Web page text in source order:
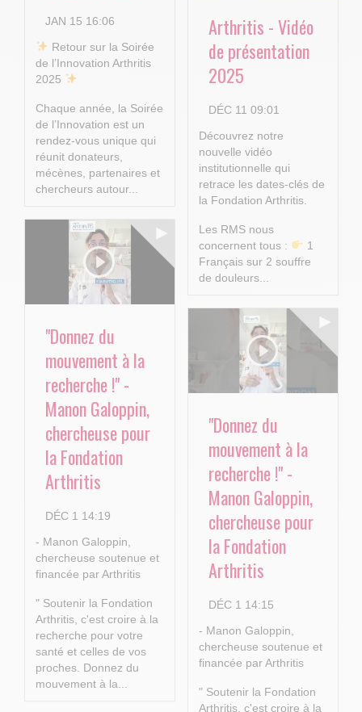
JAN 15 16:06
​ Retour sur la Soirée
de l’Innovation Arthritis
2025
Chaque année, la Soirée
de l’Innovation est un
rendez-vous unique qui
réunit donateurs,
mécènes, partenaires et
chercheurs autour...
Arthritis - Vidéo
de présentation
2025
DÉC 11 09:01
Découvrez notre
nouvelle vidéo
institutionnelle qui
retrace les dates-clés de
la Fondation Arthritis.
Les RMS nous
concernent tous :
1
Français sur 2 souffre
de douleurs...
"Donnez du
mouvement à la
recherche !" -
Manon Galoppin,
chercheuse pour
la Fondation
Arthritis
DÉC 1 14:19
- Manon Galoppin,
chercheuse soutenue et
financée par Arthritis
" Soutenir la Fondation
Arthritis, c'est croire à la
recherche pour votre
santé et celles de vos
proches. Donnez du
mouvement à la...
"Donnez du
mouvement à la
recherche !" -
Manon Galoppin,
chercheuse pour
la Fondation
Arthritis
DÉC 1 14:15
- Manon Galoppin,
chercheuse soutenue et
financée par Arthritis
" Soutenir la Fondation
Arthritis, c'est croire à la